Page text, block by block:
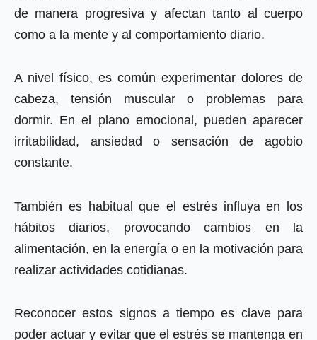
de manera progresiva y afectan tanto al cuerpo
como a la mente y al comportamiento diario.
A nivel físico, es común experimentar dolores de
cabeza, tensión muscular o problemas para
dormir. En el plano emocional, pueden aparecer
irritabilidad, ansiedad o sensación de agobio
constante.
También es habitual que el estrés influya en los
hábitos diarios, provocando cambios en la
alimentación, en la energía o en la motivación para
realizar actividades cotidianas.
Reconocer estos signos a tiempo es clave para
poder actuar y evitar que el estrés se mantenga en